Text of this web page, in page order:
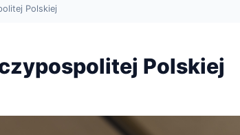
Polskiej
Polskiej